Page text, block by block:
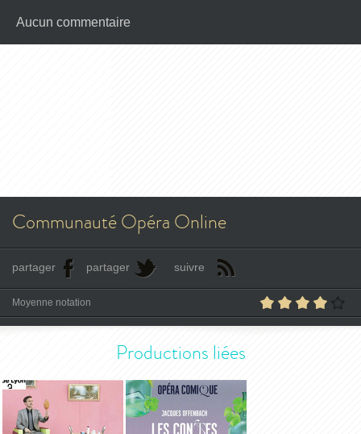
Aucun commentaire
Communauté Opéra Online
partager partager suivre
Moyenne notation
Productions liées